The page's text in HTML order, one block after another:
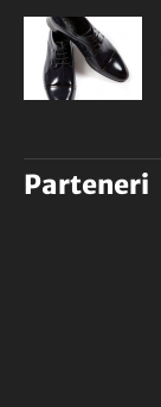
Parteneri